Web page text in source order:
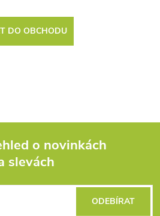
DO OBCHODU
o novinkách
slevách
ODEBÍRAT